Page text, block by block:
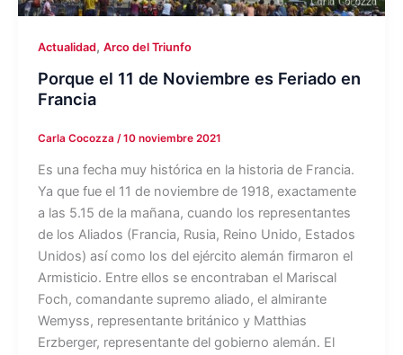
Actualidad, Arco del Triunfo
Porque el 11 de Noviembre es Feriado en
Francia
Carla Cocozza /10 noviembre 2021
Es una fecha muy histórica en la historia de Francia.
Ya que fue el 11 de noviembre de 1918, exactamente
a las 5.15 de la mañana, cuando los representantes
de los Aliados (Francia, Rusia, Reino Unido, Estados
Unidos) así como los del ejército alemán firmaron el
Armisticio. Entre ellos se encontraban el Mariscal
Foch, comandante supremo aliado, el almirante
Wemyss, representante británico y Matthias
Erzberger, representante del gobierno alemán. El